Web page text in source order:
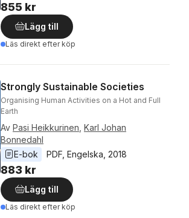
855 kr
Lägg till
Läs direkt efter köp
Strongly Sustainable Societies
Organising Human Activities on a Hot and Full
Earth
Av Pasi Heikkurinen Karl Johan
Bonnedahl
E-bok
PDF Engelska 2018
883 kr
Lägg till
Läs direkt efter köp